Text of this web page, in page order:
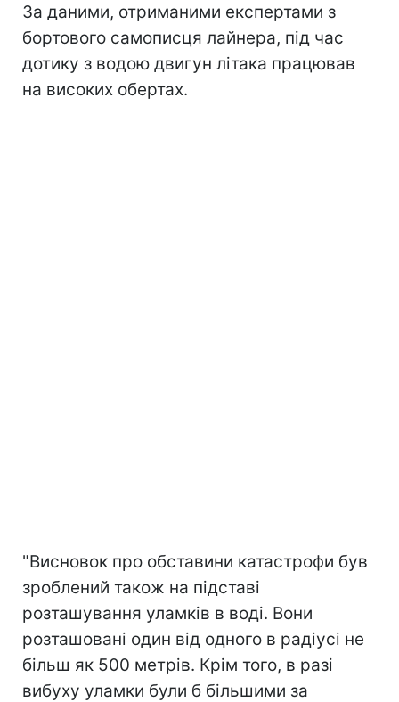
За даними, отриманими експертами з
бортового самописця лайнера, під час
дотику з водою двигун літака працював
на високих обертах.
"Висновок про обставини катастрофи був
зроблений також на підставі
розташування уламків в воді. Вони
розташовані один від одного в радіусі не
більш як 500 метрів. Крім того, в разі
вибуху уламки були б більшими за